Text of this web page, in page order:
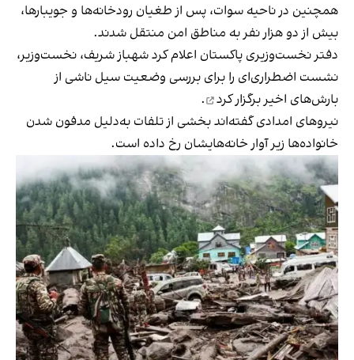
همچنین در ناحیه سوات، پس از طغیان رودخانه‌ها و جویبارها،
بیش از دو هزار نفر به مناطق امن منتقل شدند.
دفتر نخست‌وزیری پاکستان اعلام کرد شهباز شریف، نخست‌وزیر،
نشست اضطراری‌ای را برای بررسی وضعیت سیل ناشی از
بارش‌های اخیربرگزار کرد
.
نیروهای امدادی گفته‌اند بخشی از تلفات به‌دلیل مدفون شدن
خانواده‌ها زیر آوار خانه‌هایشان رخ داده است.